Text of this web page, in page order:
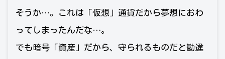
そうか…。これは「仮想」通貨だから夢想におわ
ってしまったんだな…。
でも暗号「資産」だから、守られるものだと勘違